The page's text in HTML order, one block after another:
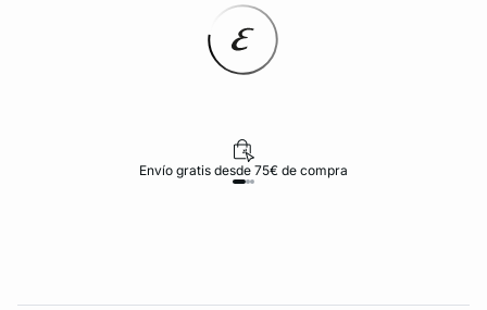
Envío gratis desde 75€ de compra